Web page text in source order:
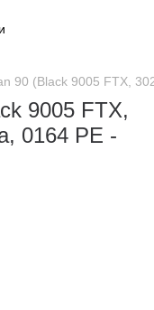
90 (Black 9005 FTX,
9005 FTX,
0164 PE -